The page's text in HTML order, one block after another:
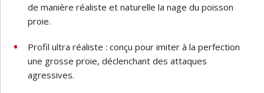
de manière réaliste et naturelle la nage du poisson
proie.
Profil ultra réaliste : conçu pour imiter à la perfection
une grosse proie, déclenchant des attaques
agressives.